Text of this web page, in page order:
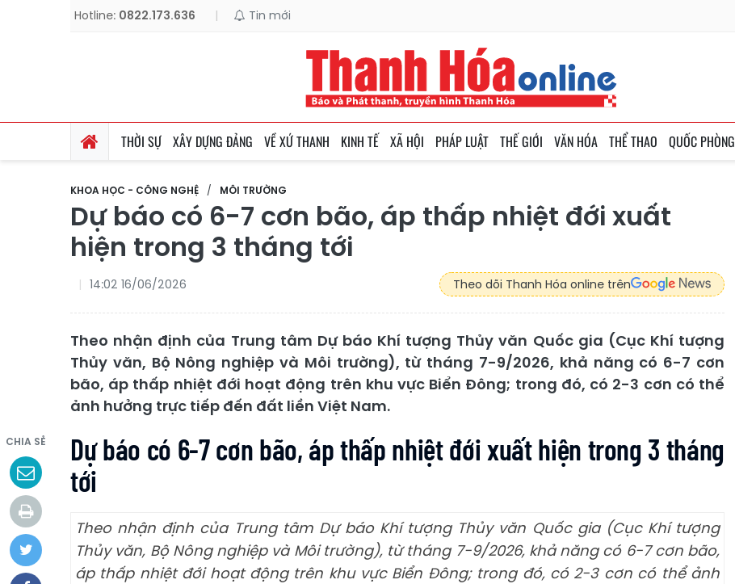
Hotline: 0822.173.636 | Tin mới
THỜI SỰ XÂY DỰNG ĐẢNG VỀ XỨ THANH KINH TẾ XÃ HỘI PHÁP LUẬT THẾ GIỚI VĂN HÓA THỂ THAO QUỐC PHÒNG
KHOA HỌC - CÔNG NGHỆ MÔI TRƯỜNG
Dự báo có 6-7 cơn bão, áp thấp nhiệt đới xuất
hiện trong 3 tháng tới
14:02 16/06/2026 Theo dõi Thanh Hóa online trên
Theo nhận định của Trung tâm Dự báo Khí tượng Thủy văn Quốc gia (Cục Khí tượng
Thủy văn, Bộ Nông nghiệp và Môi trường), từ tháng 7-9/2026, khả năng có 6-7 cơn
bão, áp thấp nhiệt đới hoạt động trên khu vực Biển Đông; trong đó, có 2-3 cơn có thể
ảnh hưởng trực tiếp đến đất liền Việt Nam.
CHIA SẺ
Dự báo có 6-7 cơn bão, áp thấp nhiệt đới xuất hiện trong 3 tháng
tới
Theo nhận định của Trung tâm Dự báo Khí tượng Thủy văn Quốc gia (Cục Khí tượng
Thủy văn, Bộ Nông nghiệp và Môi trường), từ tháng 7-9/2026, khả năng có 6-7 cơn bão,
áp thấp nhiệt đới hoạt động trên khu vực Biển Đông; trong đó, có 2-3 cơn có thể ảnh